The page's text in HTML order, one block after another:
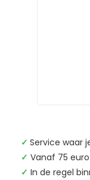
✓ Service waar
✓ Vanaf 75
✓ In de regel